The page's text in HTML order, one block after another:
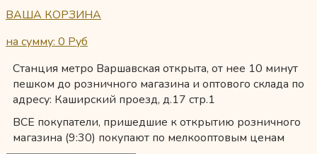
ВАША КОРЗИНА
на сумму: 0 Руб
Станция метро Варшавская открыта, от нее 10 минут
пешком до розничного магазина и оптового склада по
адресу: Каширский проезд, д.17 стр.1
ВСЕ покупатели, пришедшие к открытию розничного
магазина (9:30) покупают по мелкооптовым ценам